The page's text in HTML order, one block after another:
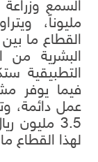
مليوناً،
البشرية من
3.5 مليون
لهذا القطاع ما بين 15